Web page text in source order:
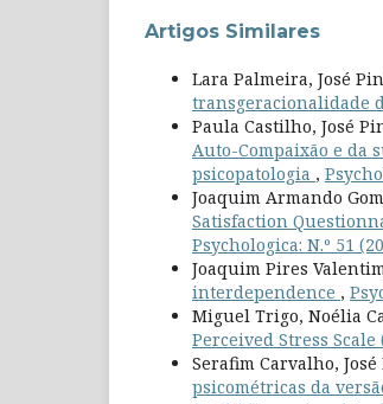
Artigos Similares
Lara Palmeira, José
transgeracionalidade
Paula Castilho, José
Auto-Compaixão e da
psicopatologia ,
Joaquim Armando
Satisfaction
Psychologica: N.º 51
Joaquim Pires
interdependence ,
Miguel Trigo, Noélia
Perceived Stress
Serafim Carvalho,
psicométricas da